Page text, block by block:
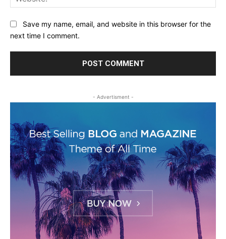
Save my name, email, and website in this browser for the
next time I comment.
- Advertisment -